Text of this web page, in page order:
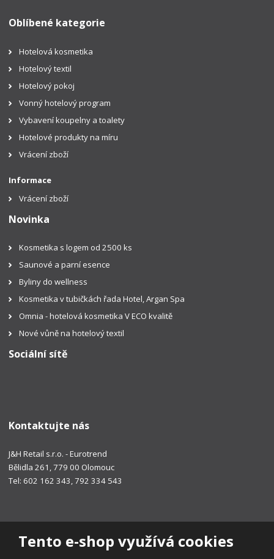
Tento e-shop využívá cookies
Oblíbené kategorie
Hotelová kosmetika
Hotelový textil
Hotelový pokoj
Vonný hotelový program
Vybavení koupelny a toalety
Hotelové produkty na míru
Vrácení zboží
Informace
Vrácení zboží
Novinka
Kosmetika s logem od 2500 ks
Saunové a parní esence
Byliny do wellness
Kosmetika v tubičkách řada Hotel, Argan Spa
Omnia - hotelová kosmetika V ECO kvalitě
Nové vůně na hotelový textil
Sociální sítě
Kontaktujte nás
J&H Retail s.r.o. - Eurotrend
Bělidla 261, 779 00 Olomouc
Tel: 602 162 343, 792 334 543